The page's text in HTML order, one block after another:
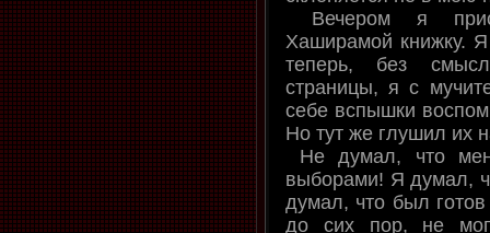
Вечером я
Хаширамой книжку.
теперь, без
страницы, я с
себе вспышки
Но тут же глушил их
Не думал, что
выборами! Я думал,
думал, что был
до сих пор, не